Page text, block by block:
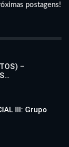
postagens!
–
III: Grupo